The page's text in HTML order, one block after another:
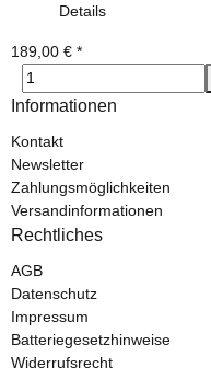
Details
189,00 € *
Informationen
Kontakt
Newsletter
Zahlungsmöglichkeiten
Versandinformationen
Rechtliches
AGB
Datenschutz
Impressum
Batteriegesetzhinweise
Widerrufsrecht